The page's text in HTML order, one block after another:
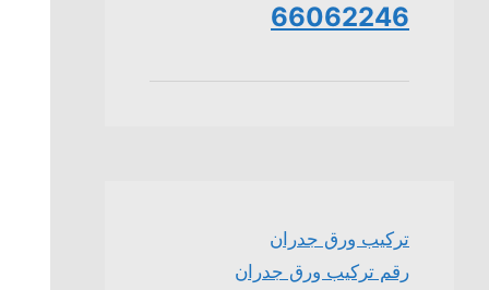
66062246
تركيب ورق جدران
رقم تركيب ورق جدران